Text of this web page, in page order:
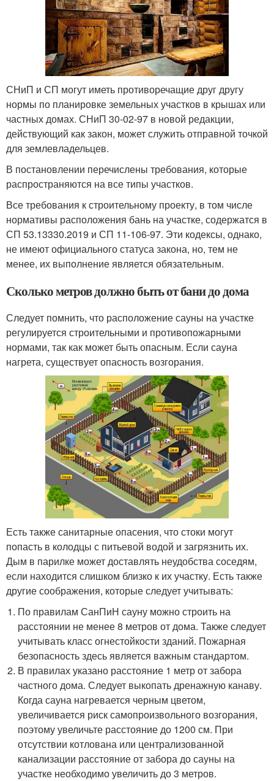
СНиП и СП могут иметь противоречащие друг другу
нормы по планировке земельных участков в крышах или
частных домах. СНиП 30-02-97 в новой редакции,
действующий как закон, может служить отправной точкой
для землевладельцев.
В постановлении перечислены требования, которые
распространяются на все типы участков.
Все требования к строительному проекту, в том числе
нормативы расположения бань на участке, содержатся в
СП 53.13330.2019 и СП 11-106-97. Эти кодексы, однако,
не имеют официального статуса закона, но, тем не
менее, их выполнение является обязательным.
Сколько метров должно быть от бани до дома
Следует помнить, что расположение сауны на участке
регулируется строительными и противопожарными
нормами, так как может быть опасным. Если сауна
нагрета, существует опасность возгорания.
Есть также санитарные опасения, что стоки могут
попасть в колодцы с питьевой водой и загрязнить их.
Дым в парилке может доставлять неудобства соседям,
если находится слишком близко к их участку. Есть также
другие соображения, которые следует учитывать:
По правилам СанПиН сауну можно строить на
расстоянии не менее 8 метров от дома. Также следует
учитывать класс огнестойкости зданий. Пожарная
безопасность здесь является важным стандартом.
В правилах указано расстояние 1 метр от забора
частного дома. Следует выкопать дренажную канаву.
Когда сауна нагревается черным цветом,
увеличивается риск самопроизвольного возгорания,
поэтому увеличьте расстояние до 1200 см. При
отсутствии котлована или централизованной
канализации расстояние от забора до сауны на
участке необходимо увеличить до 3 метров.